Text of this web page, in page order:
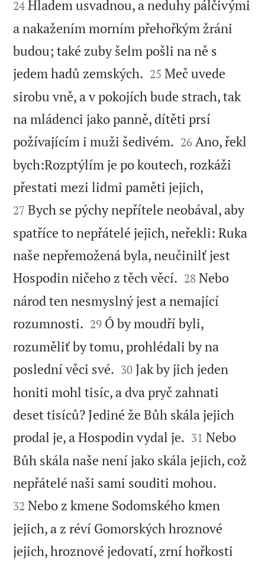
24 Hladem usvadnou, a neduhy pálčivými
a nakažením morním přehořkým žráni
budou; také zuby šelm pošli na ně s
jedem hadů zemských. 

25 Meč uvede
sirobu vně, a v pokojích bude strach, tak
na mládenci jako panně, dítěti prsí
požívajícím i muži šedivém. 

26 Ano, řekl
bych:Rozptýlím je po koutech, rozkáži
přestati mezi lidmi paměti jejich,
27 Bych se pýchy nepřítele neobával, aby
spatříce to nepřátelé jejich, neřekli: Ruka
naše nepřemožená byla, neučinilť jest
Hospodin ničeho z těch věcí. 

28 Nebo
národ ten nesmyslný jest a nemající
rozumnosti. 

29 Ó by moudří byli,
rozuměliť by tomu, prohlédali by na
poslední věci své. 

30 Jak by jich jeden
honiti mohl tisíc, a dva pryč zahnati
deset tisíců? Jediné že Bůh skála jejich
prodal je, a Hospodin vydal je. 

31 Nebo
Bůh skála naše není jako skála jejich, což
nepřátelé naši sami souditi mohou.
32 Nebo z kmene Sodomského kmen
jejich, a z réví Gomorských hroznové
jejich, hroznové jedovatí, zrní hořkosti